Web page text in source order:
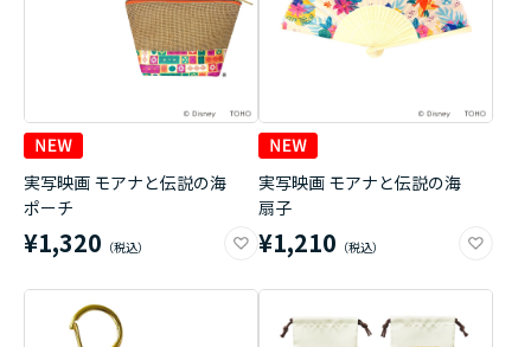
実写映画 モアナと伝説の海
ポーチ
¥1,320
実写映画 モアナと伝説の海
扇子
¥1,210